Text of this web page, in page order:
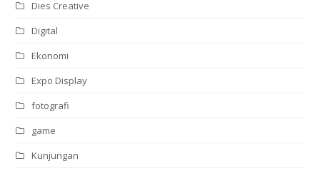
Dies Creative
Digital
Ekonomi
Expo Display
fotografi
game
Kunjungan